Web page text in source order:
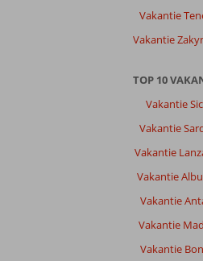
Vakantie
Vakantie
TOP 10
Vakantie
Vakantie
Vakantie
Vakantie
Vakantie
Vakantie
Vakantie